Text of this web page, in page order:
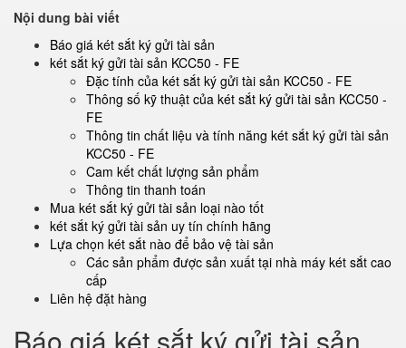
Nội dung bài viết
Báo giá két sắt ký gửi tài sản
két sắt ký gửi tài sản KCC50 - FE
Đặc tính của két sắt ký gửi tài sản KCC50 - FE
Thông số kỹ thuật của két sắt ký gửi tài sản KCC50 -
FE
Thông tin chất liệu và tính năng két sắt ký gửi tài sản
KCC50 - FE
Cam kết chất lượng sản phẩm
Thông tin thanh toán
Mua két sắt ký gửi tài sản loại nào tốt
két sắt ký gửi tài sản uy tín chính hãng
Lựa chọn két sắt nào để bảo vệ tài sản
Các sản phẩm được sản xuất tại nhà máy két sắt cao
cấp
Liên hệ đặt hàng